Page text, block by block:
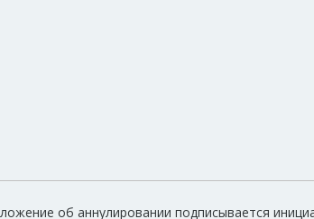
об аннулировании подписывается